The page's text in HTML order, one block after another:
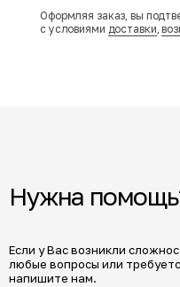
Оформляя заказ, вы
с условиями доставки,
Нужна
Если у Вас возникли
любые вопросы или
напишите нам.